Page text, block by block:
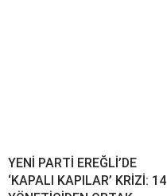
YENİ PARTİ EREĞLİ’DE
‘KAPALI KAPILAR’ KRİZİ: 14